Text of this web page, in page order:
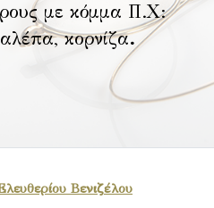
με κόμμα Π.Χ:
κορνίζα.
Βενιζέλου